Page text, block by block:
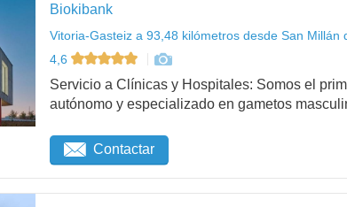
Biokibank
Vitoria-Gasteiz a 93,48 kilómetros desde San Millán
4,6
Servicio a Clínicas y Hospitales: Somos el
autónomo y especializado en gametos
Contactar